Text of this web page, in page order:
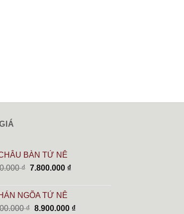
BÀN TỬ NÊ
₫ Giá
9.000.000 ₫.
7.800.000 ₫Giá
7.800.000 ₫.
NGÕA TỬ NÊ
₫ Giá
8.900.000 ₫Giá